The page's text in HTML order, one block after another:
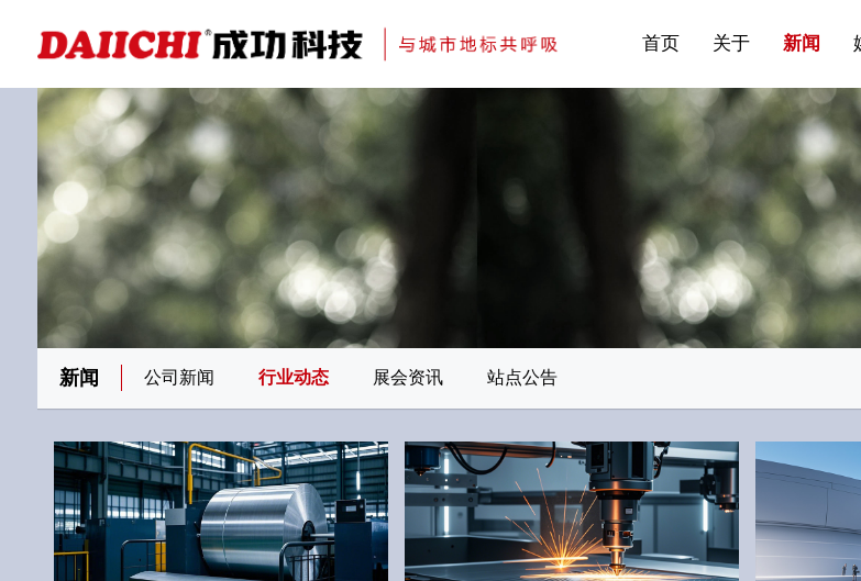
首页 关于
新闻
刊物专题一
金属隔断
新闻 公司新闻 行业动态 展会资讯 站点公告